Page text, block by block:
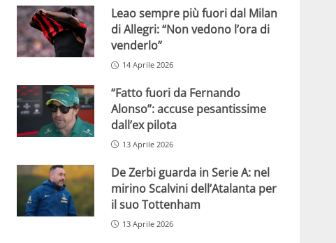
Leao sempre più fuori dal Milan
di Allegri: “Non vedono l’ora di
venderlo”
14 Aprile 2026
“Fatto fuori da Fernando
Alonso”: accuse pesantissime
dall’ex pilota
13 Aprile 2026
De Zerbi guarda in Serie A: nel
mirino Scalvini dell’Atalanta per
il suo Tottenham
13 Aprile 2026